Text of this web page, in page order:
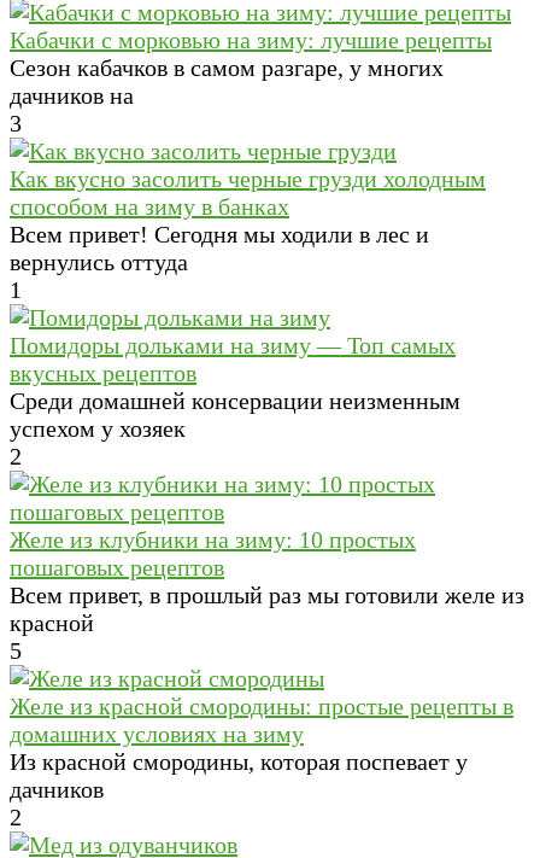
Кабачки с морковью на зиму: лучшие рецепты
Сезон кабачков в самом разгаре, у многих
дачников на
3
Как вкусно засолить черные грузди холодным
способом на зиму в банках
Всем привет! Сегодня мы ходили в лес и
вернулись оттуда
1
Помидоры дольками на зиму — Топ самых
вкусных рецептов
Среди домашней консервации неизменным
успехом у хозяек
2
Желе из клубники на зиму: 10 простых
пошаговых рецептов
Всем привет, в прошлый раз мы готовили желе из
красной
5
Желе из красной смородины: простые рецепты в
домашних условиях на зиму
Из красной смородины, которая поспевает у
дачников
2